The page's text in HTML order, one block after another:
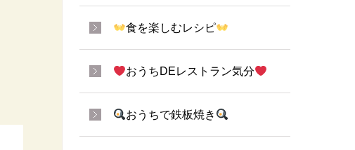
食を楽しむレシピ
おうちDEレストラン気分
おうちで鉄板焼き